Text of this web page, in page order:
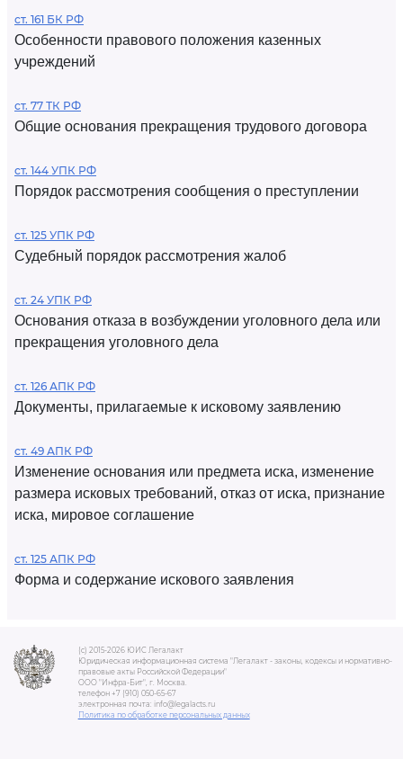
ст. 161 БК РФ
Особенности правового положения казенных
учреждений
ст. 77 ТК РФ
Общие основания прекращения трудового договора
ст. 144 УПК РФ
Порядок рассмотрения сообщения о преступлении
ст. 125 УПК РФ
Судебный порядок рассмотрения жалоб
ст. 24 УПК РФ
Основания отказа в возбуждении уголовного дела или
прекращения уголовного дела
ст. 126 АПК РФ
Документы, прилагаемые к исковому заявлению
ст. 49 АПК РФ
Изменение основания или предмета иска, изменение
размера исковых требований, отказ от иска, признание
иска, мировое соглашение
ст. 125 АПК РФ
Форма и содержание искового заявления
(c) 2015-2026 ЮИС Легалакт
Юридическая информационная система "Легалакт - законы, кодексы и нормативно-
правовые акты Российской Федерации"
ООО "Инфра-Бит", г. Москва.
телефон +7 (910) 050-65-67
электронная почта: info@legalacts.ru
Политика по обработке персональных данных